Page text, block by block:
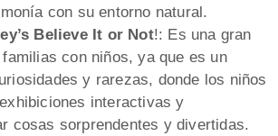
con su entorno natural.
Believe It or Not!: Es una gran
con niños, ya que es un
y rarezas, donde los niños
interactivas y
cosas sorprendentes y divertidas.